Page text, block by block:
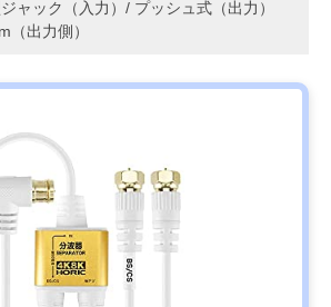
ジャック（入力）/ プッシュ式（出力）
（出力側）